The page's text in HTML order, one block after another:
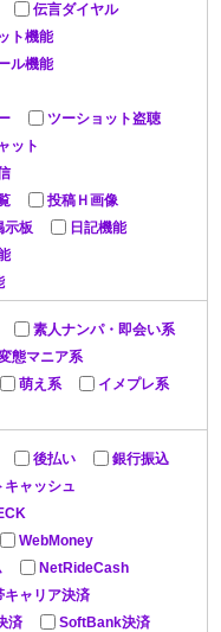
伝言ダイヤル
ト機能
ル機能
ツーショット盗聴
ット
投稿Ｈ画像
示板
日記機能
素人ナンパ・即会い系
態マニア系
萌え系
イメプレ系
後払い
銀行振込
キャッシュ
WebMoney
NetRideCash
キャリア決済
済
SoftBank決済